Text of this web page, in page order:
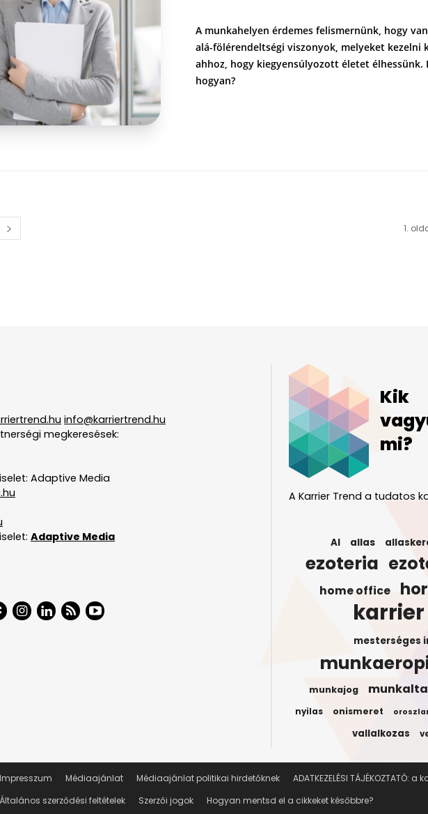
A munkahelyen érdemes felismernünk, hogy
alá-fölérendeltségi viszonyok, melyeket kezelni
ahhoz, hogy kiegyensúlyozott életet élhessünk.
hogyan?
1.
info@karriertrend.hu
megkeresések:
Adaptive Media
Adaptive Media
Kik
mi?
A Karrier Trend a tudatos
AI allas
ezoteria
home office
karrier
mesterséges
munkajog
nyilas onismeret
vallalkozas
Impresszum Médiaajánlat Médiaajánlat politikai hirdetőknek
ADATKEZELÉSI
Általános szerződési feltételek
Szerzői jogok Hogyan mentsd el a cikkeket későbbre?